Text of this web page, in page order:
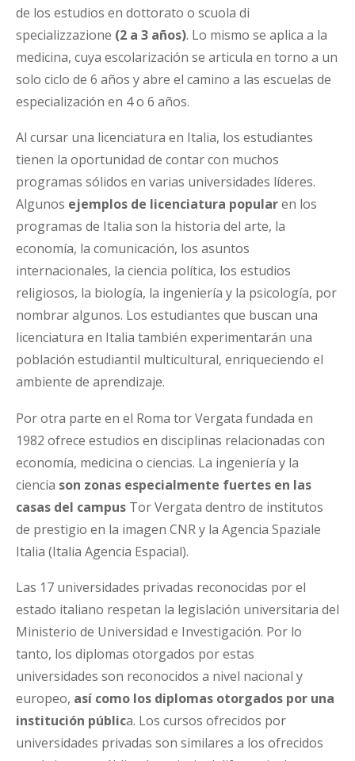
de los estudios en dottorato o scuola di
specializzazione (2 a 3 años). Lo mismo se aplica a la
medicina, cuya escolarización se articula en torno a un
solo ciclo de 6 años y abre el camino a las escuelas de
especialización en 4 o 6 años.
Al cursar una licenciatura en Italia, los estudiantes
tienen la oportunidad de contar con muchos
programas sólidos en varias universidades líderes.
Algunos ejemplos de licenciatura popularen los
programas de Italia son la historia del arte, la
economía, la comunicación, los asuntos
internacionales, la ciencia política, los estudios
religiosos, la biología, la ingeniería y la psicología, por
nombrar algunos. Los estudiantes que buscan una
licenciatura en Italia también experimentarán una
población estudiantil multicultural, enriqueciendo el
ambiente de aprendizaje.
Por otra parte en el Roma tor Vergata fundada en
1982 ofrece estudios en disciplinas relacionadas con
economía, medicina o ciencias. La ingeniería y la
ciencia son zonas especialmente fuertes en las
casas del campus Tor Vergata dentro de institutos
de prestigio en la imagen CNR y la Agencia Spaziale
Italia (Italia Agencia Espacial).
Las 17 universidades privadas reconocidas por el
estado italiano respetan la legislación universitaria del
Ministerio de Universidad e Investigación. Por lo
tanto, los diplomas otorgados por estas
universidades son reconocidos a nivel nacional y
europeo, así como los diplomas otorgados por una
institución pública. Los cursos ofrecidos por
universidades privadas son similares a los ofrecidos